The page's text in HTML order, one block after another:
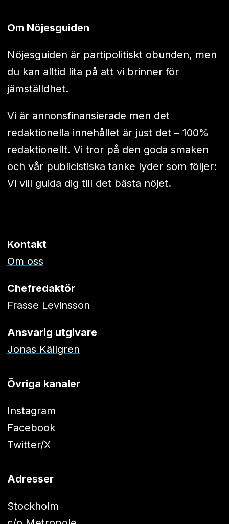
Om Nöjesguiden
Nöjesguiden är partipolitiskt obunden, men
du kan alltid lita på att vi brinner för
jämställdhet.
Vi är annonsfinansierade men det
redaktionella innehållet är just det – 100%
redaktionellt. Vi tror på den goda smaken
och vår publicistiska tanke lyder som följer:
Vi vill guida dig till det bästa nöjet.
Kontakt
Om oss
Chefredaktör
Frasse Levinsson
Ansvarig utgivare
Jonas Källgren
Övriga kanaler
Instagram
Facebook
Twitter/X
Adresser
Stockholm